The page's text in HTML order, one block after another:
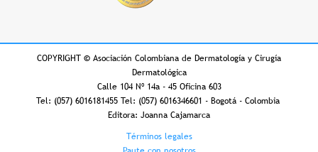
COPYRIGHT © Asociación Colombiana de Dermatología y Cirugía
Dermatológica
Calle 104 Nº 14a - 45 Oficina 603
Tel: (057) 6016181455 Tel: (057) 6016346601 - Bogotá - Colombia
Editora: Joanna Cajamarca
Términos legales